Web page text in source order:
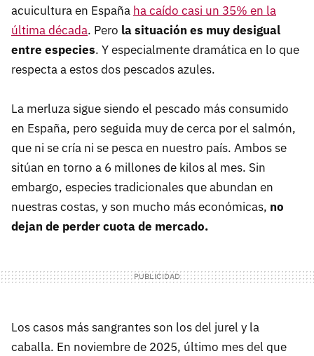
acuicultura en España ha caído casi un 35% en la
última década. Pero la situación es muy desigual
entre especies. Y especialmente dramática en lo que
respecta a estos dos pescados azules.
La merluza sigue siendo el pescado más consumido
en España, pero seguida muy de cerca por el salmón,
que ni se cría ni se pesca en nuestro país. Ambos se
sitúan en torno a 6 millones de kilos al mes. Sin
embargo, especies tradicionales que abundan en
nuestras costas, y son mucho más económicas, no
dejan de perder cuota de mercado.
Los casos más sangrantes son los del jurel y la
caballa. En noviembre de 2025, último mes del que